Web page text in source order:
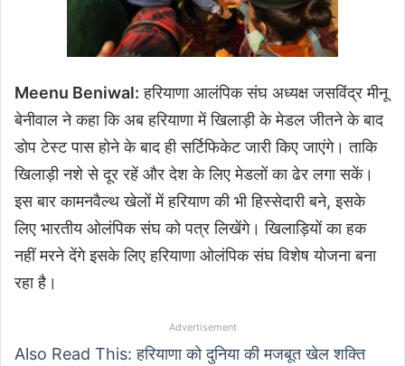
Meenu Beniwal: हरियाणा आलंपिक संघ अध्यक्ष जसविंद्र मीनू
बेनीवाल ने कहा कि अब हरियाणा में खिलाड़ी के मेडल जीतने के बाद
डोप टेस्ट पास होने के बाद ही सर्टिफिकेट जारी किए जाएंगे। ताकि
खिलाड़ी नशे से दूर रहें और देश के लिए मेडलों का ढेर लगा सकें।
इस बार कामनवैल्थ खेलों में हरियाण की भी हिस्सेदारी बने, इसके
लिए भारतीय ओलंपिक संघ को पत्र लिखेंगे। खिलाड़ियों का हक
नहीं मरने देंगे इसके लिए हरियाणा ओलंपिक संघ विशेष योजना बना
रहा है।
Advertisement
Also Read This: हरियाणा को दुनिया की मजबूत खेल शक्ति